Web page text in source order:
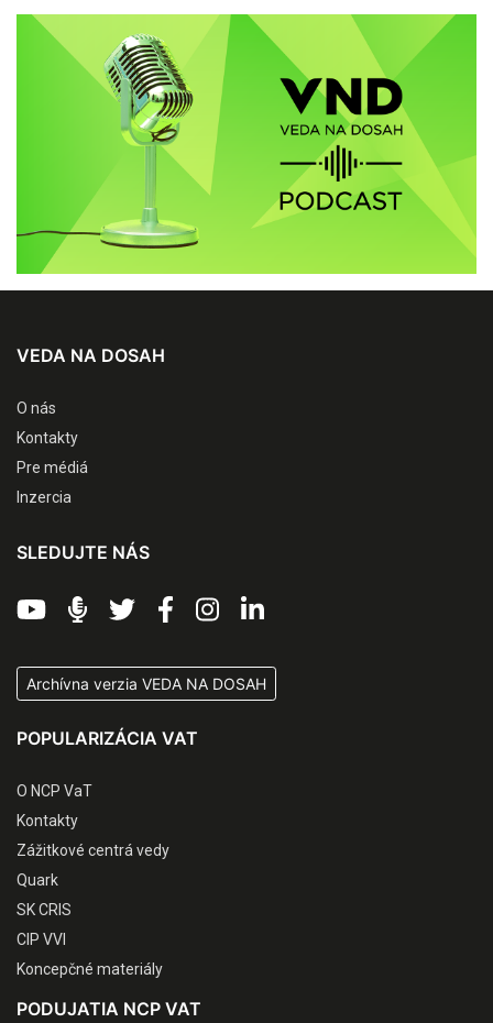
VEDA NA DOSAH
O nás
Kontakty
Pre médiá
Inzercia
SLEDUJTE NÁS
Archívna verzia VEDA NA DOSAH
POPULARIZÁCIA VAT
O NCP VaT
Kontakty
Zážitkové centrá vedy
Quark
SK CRIS
CIP VVI
Koncepčné materiály
PODUJATIA NCP VAT